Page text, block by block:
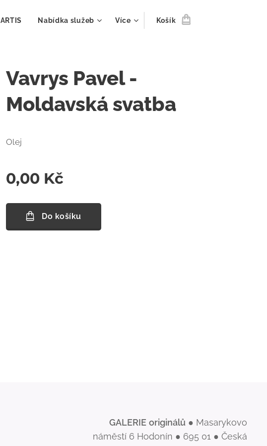
ARTIS Nabídka služeb Více Košík
Vavrys Pavel -
Moldavská svatba
Olej
0,00 Kč
Do košíku
GALERIE originálů ● Masarykovo
náměstí 6 Hodonín ● 695 01 ● Česká